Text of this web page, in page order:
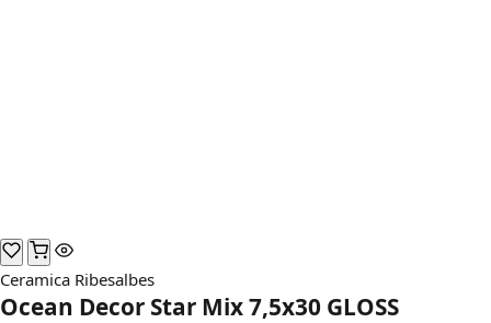
Ceramica Ribesalbes
Ocean Decor Star Mix 7,5x30 GLOSS